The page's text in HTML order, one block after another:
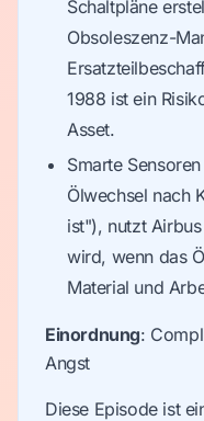
Schaltpläne
Obsoleszenz-
1988 ist ein
Asset.
Smarte
Ölwechsel nach
ist"), nutzt
wird, wenn das
Material und
Einordnung:
Angst
Diese Episode ist